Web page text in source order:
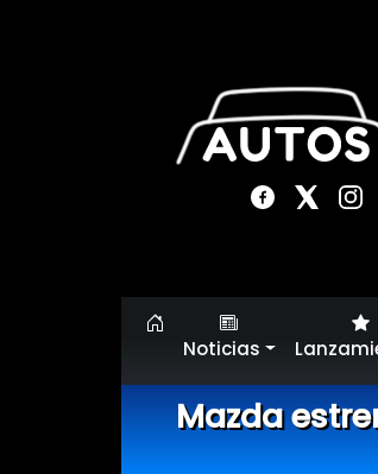
Noticias
Mazda